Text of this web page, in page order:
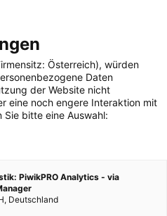
Müllverbrennungsanlage
Spittelau: Zeitzeuge Ernst
Schauer erinnert sich an
Österreich), würden
Daten
der Website nicht
eine noch engere Interaktion mit
bitte eine Auswahl:
PiwikPRO Analytics - via
Deutschland